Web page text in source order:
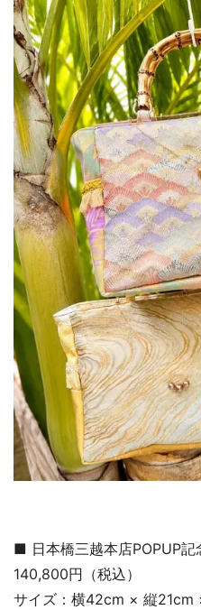
■ 日本橋三越本店POPUP記
140,800円（税込）
サイズ：横42cm × 縦21cm